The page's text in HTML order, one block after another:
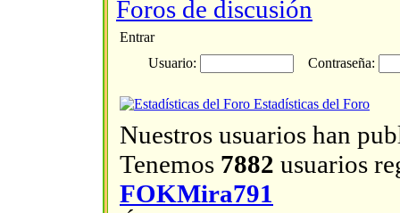
Foros de discusión
Entrar
Usuario:
Contraseña:
Estadísticas del Foro
Nuestros usuarios han
Tenemos 7882 usuarios
FOKMira791